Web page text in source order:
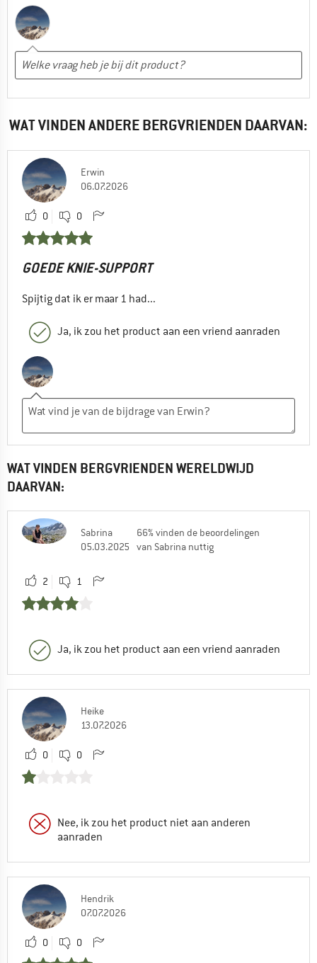
WAT VINDEN ANDERE BERGVRIENDEN DAARVAN:
Erwin
06.07.2026
0 0
GOEDE KNIE-SUPPORT
Spijtig dat ik er maar 1 had...
Ja, ik zou het product aan een vriend aanraden
WAT VINDEN BERGVRIENDEN WERELDWIJD
DAARVAN:
Sabrina
05.03.2025
66% vinden de beoordelingen
van Sabrina nuttig
2 1
Ja, ik zou het product aan een vriend aanraden
Heike
13.07.2026
0 0
Nee, ik zou het product niet aan anderen
aanraden
Hendrik
07.07.2026
0 0